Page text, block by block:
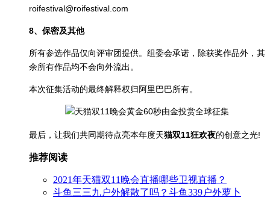
roifestival@roifestival.com
8、保密及其他
所有参选作品仅向评审团提供。组委会承诺，除获奖作品外，其
余所有作品均不会向外流出。
本次征集活动的最终解释权归阿里巴巴所有。
最后，让我们共同期待点亮本年度天猫双11狂欢夜的创意之光!
推荐阅读
2021年天猫双11晚会直播哪些卫视直播？
斗鱼三三九户外解散了吗？斗鱼339户外萝卜